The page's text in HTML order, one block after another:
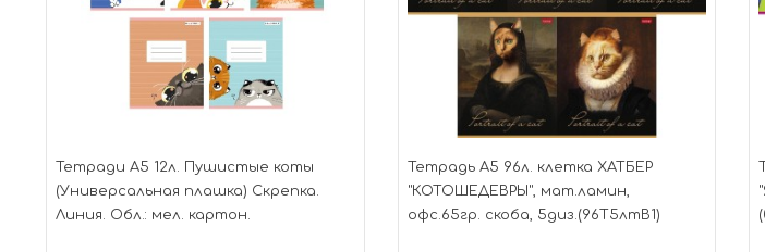
Тетради А5 12л. Пушистые коты
(Универсальная плашка) Скрепка.
Линия. Обл.: мел. картон.
Тетрадь А5 96л. клетка ХАТБЕР
"КОТОШЕДЕВРЫ", мат.ламин,
офс.65гр. скоба, 5диз.(96Т5лтВ1)